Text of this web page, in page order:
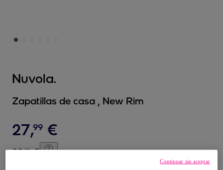
Nuvola.
Zapatillas de casa , New Rim
27,99 €
39,99 €
Continuar sin aceptar